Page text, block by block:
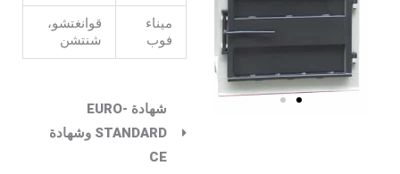
ميناء
فوب
قوانغتشو،
شنتشن
شهادة EURO-
STANDARD وشهادة